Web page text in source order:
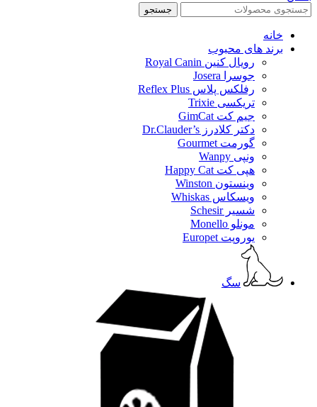
جستجو
خانه
برند های محبوب
رویال کنین Royal Canin
جوسرا Josera
رفلکس پلاس Reflex Plus
تریکسی Trixie
جیم کت GimCat
دکتر کلادرز Dr.Clauder’s
گورمت Gourmet
ونپی Wanpy
هپی کت Happy Cat
وینستون Winston
ویسکاس Whiskas
شسیر Schesir
مونلو Monello
یوروپت Europet
سگ